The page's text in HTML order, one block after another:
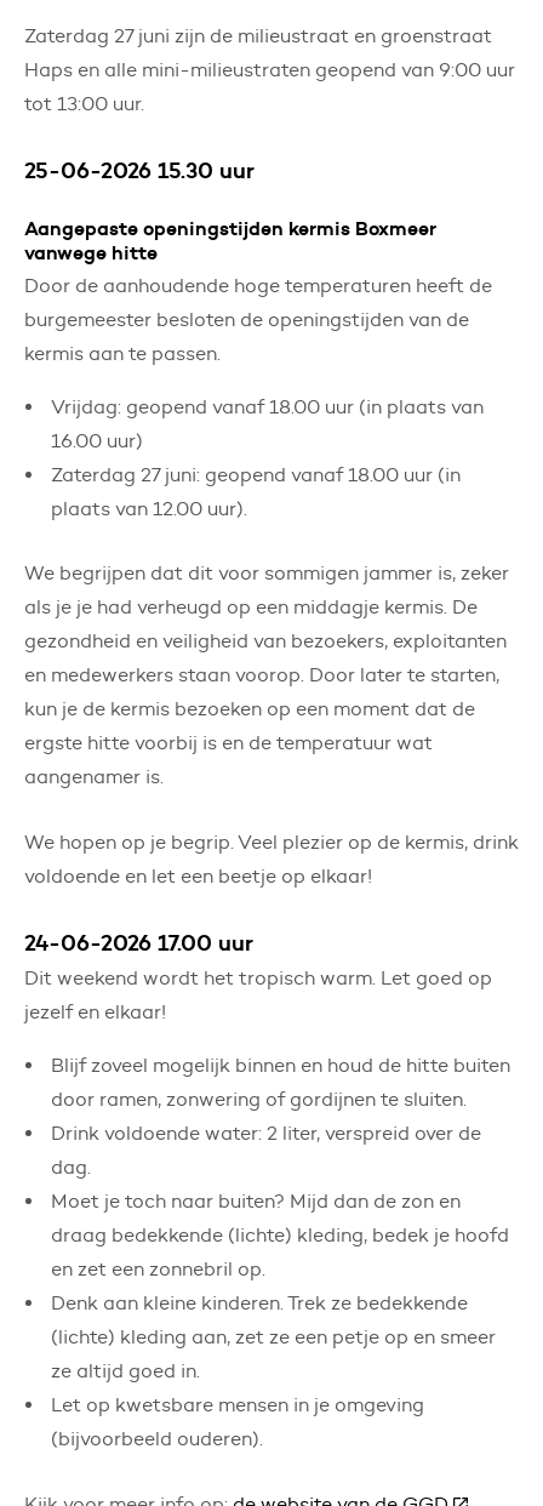
Zaterdag 27 juni zijn de milieustraat en groenstraat
Haps en alle mini-milieustraten geopend van 9:00 uur
tot 13:00 uur.
25-06-2026 15.30 uur
Aangepaste openingstijden kermis Boxmeer
vanwege hitte
Door de aanhoudende hoge temperaturen heeft de
burgemeester besloten de openingstijden van de
kermis aan te passen.
Vrijdag: geopend vanaf 18.00 uur (in plaats van
16.00 uur)
Zaterdag 27 juni: geopend vanaf 18.00 uur (in
plaats van 12.00 uur).
We begrijpen dat dit voor sommigen jammer is, zeker
als je je had verheugd op een middagje kermis. De
gezondheid en veiligheid van bezoekers, exploitanten
en medewerkers staan voorop. Door later te starten,
kun je de kermis bezoeken op een moment dat de
ergste hitte voorbij is en de temperatuur wat
aangenamer is.
We hopen op je begrip. Veel plezier op de kermis, drink
voldoende en let een beetje op elkaar!
24-06-2026 17.00 uur
Dit weekend wordt het tropisch warm. Let goed op
jezelf en elkaar!
Blijf zoveel mogelijk binnen en houd de hitte buiten
door ramen, zonwering of gordijnen te sluiten.
Drink voldoende water: 2 liter, verspreid over de
dag.
Moet je toch naar buiten? Mijd dan de zon en
draag bedekkende (lichte) kleding, bedek je hoofd
en zet een zonnebril op.
Denk aan kleine kinderen. Trek ze bedekkende
(lichte) kleding aan, zet ze een petje op en smeer
ze altijd goed in.
Let op kwetsbare mensen in je omgeving
(bijvoorbeeld ouderen).